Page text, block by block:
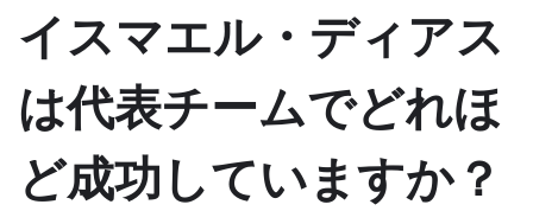
イスマエル・ディアス
は代表チームでどれほ
ど成功していますか？